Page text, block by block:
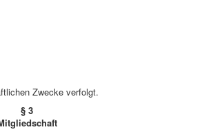
Zwecke verfolgt.
§ 3